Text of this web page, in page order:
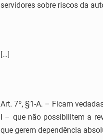
servidores sobre riscos da
[…]
Art. 7º, §1-A. – Ficam
I – que não possibilitem a
que gerem dependência